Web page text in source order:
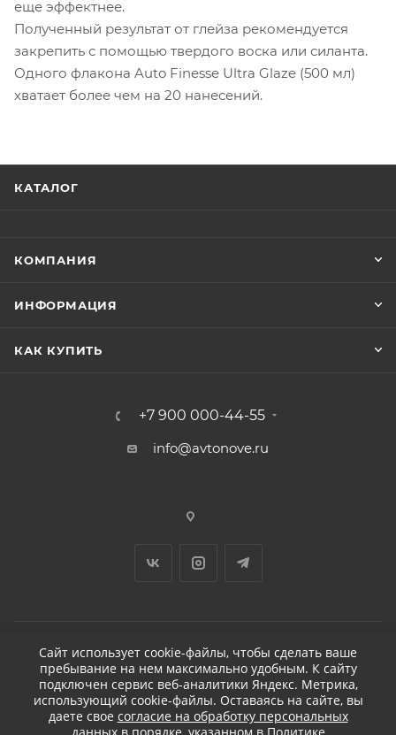
еще эффектнее.
Полученный результат от глейза рекомендуется
закрепить с помощью твердого воска или силанта.
Одного флакона Auto Finesse Ultra Glaze (500 мл)
хватает более чем на 20 нанесений.
КАТАЛОГ
КОМПАНИЯ
ИНФОРМАЦИЯ
КАК КУПИТЬ
+7 900 000-44-55
info@avtonove.ru
2026 © ДЕТЕЙЛИНГ-МАРКЕТ АВТОНОВЬЕ
Сайт использует cookie-файлы, чтобы сделать ваше
пребывание на нем максимально удобным. К cайту
подключен сервис веб-аналитики Яндекс. Метрика,
использующий cookie-файлы. Оставаясь на сайте, вы
даете свое согласие на обработку персональных